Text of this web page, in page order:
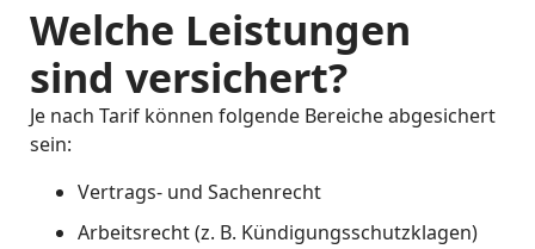
Welche Leistungen
sind versichert?
Je nach Tarif können folgende Bereiche abgesichert
sein:
Vertrags- und Sachenrecht
Arbeitsrecht (z. B. Kündigungsschutzklagen)